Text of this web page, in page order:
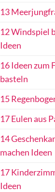
13
12 Windspiel
Ideen
16 Ideen zum
basteln
15
17 Eulen aus
14
machen Ideen
17
Ideen